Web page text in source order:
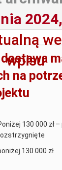
wpisu
na
130 000 zł
130 000 zł